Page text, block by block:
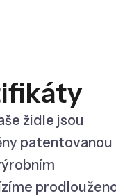
židle jsou
patentovanou